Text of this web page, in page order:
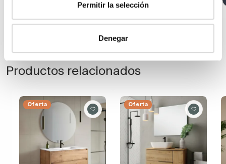
Permitir la selección
Denegar
Productos relacionados
Oferta Oferta